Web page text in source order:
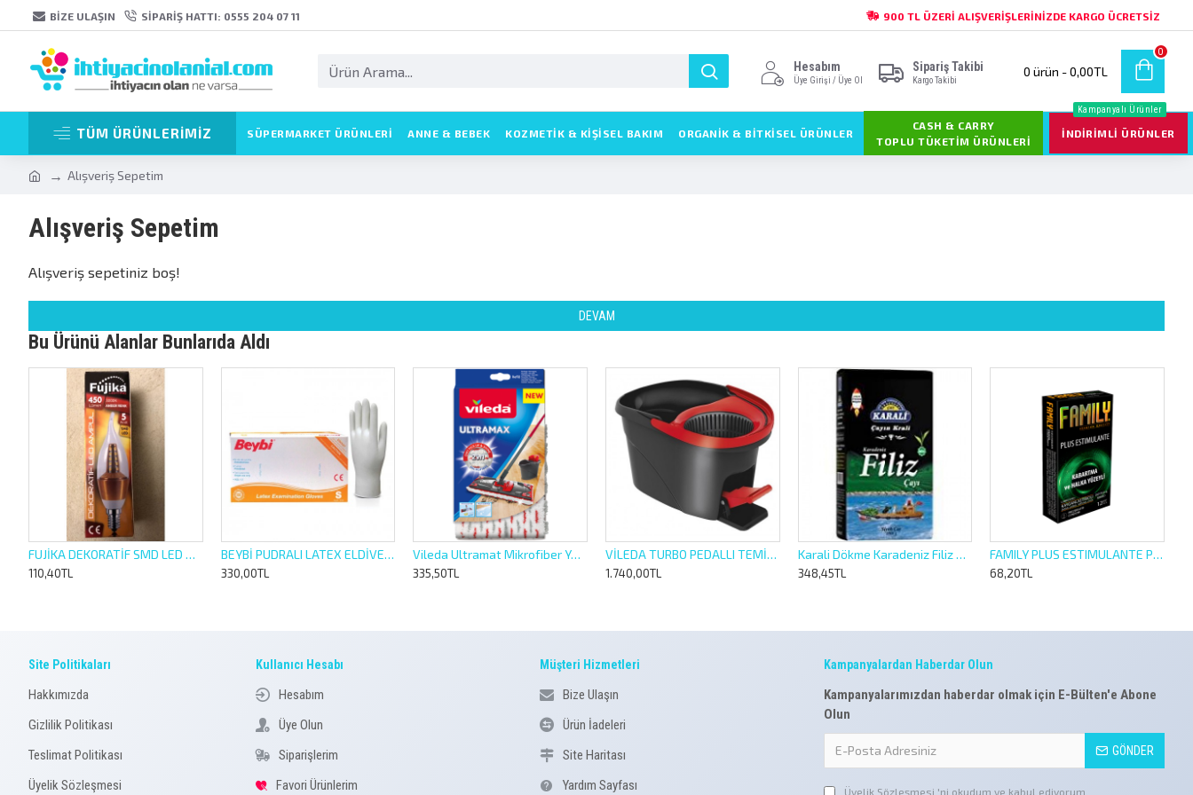
BIZE ULAŞIN SIPARIŞ HATTI: 0555 204 07 11 900 TL ÜZERI ALIŞVERIŞLERINIZDE KARGO ÜCRETSIZ
Hesabım
Üye Girişi / Üye Ol
Sipariş Takibi
Kargo Takibi
0 ürün - 0,00TL
0
TÜM ÜRÜNLERİMİZ SÜPERMARKET ÜRÜNLERI ANNE & BEBEK KOZMETIK & KIŞISEL BAKIM ORGANİK & BİTKİSEL ÜRÜNLER
CASH & CARRY
TOPLU TÜKETIM ÜRÜNLERI
İNDIRIMLI ÜRÜNLER
Kampanyalı Ürünler
Alışveriş Sepetim
Alışveriş Sepetim
Alışveriş sepetiniz boş!
DEVAM
Bu Ürünü Alanlar Bunlarıda Aldı
FUJİKA DEKORATİF SMD LED AMPUL E 14 DUY 5 W AMBER SARISI--BEYAZ IŞIK
110,40TL
BEYBİ PUDRALI LATEX ELDİVEN 100 LÜ S SMALL KÜÇÜK BOY
330,00TL
Vileda Ultramat Mikrofiber Yedek Mop
335,50TL
VİLEDA TURBO PEDALLI TEMİZLİK KOVASI (SET DEĞİLDİR)
1.740,00TL
Karali Dökme Karadeniz Filiz Çay 1000gr
348,45TL
FAMILY PLUS ESTIMULANTE PREZERVATİF 12 ADET PK.İÇİ
68,20TL
Site Politikaları
Hakkımızda
Gizlilik Politikası
Teslimat Politikası
Üyelik Sözleşmesi
Kullanıcı Hesabı
Hesabım
Üye Olun
Siparişlerim
Favori Ürünlerim
Müşteri Hizmetleri
Bize Ulaşın
Ürün İadeleri
Site Haritası
Yardım Sayfası
Kampanyalardan Haberdar Olun
Kampanyalarımızdan haberdar olmak için E-Bülten'e Abone
Olun
GÖNDER
Üyelik Sözleşmesi 'ni okudum ve kabul ediyorum.